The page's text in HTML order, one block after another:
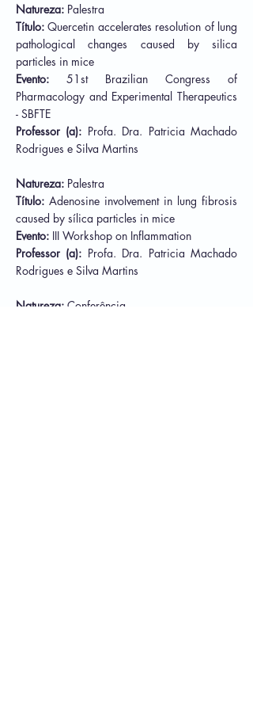
Natureza: Palestra
Título:Quercetin accelerates resolution of lung
pathological changes caused by silica
particles in mice
Evento: 51st Brazilian Congress of
Pharmacology and Experimental Therapeutics
- SBFTE
Professor (a): Profa. Dra. Patricia Machado
Rodrigues e Silva Martins
Natureza: Palestra
Título: Adenosine involvement in lung fibrosis
caused by sílica particles in mice
Evento: III Workshop on Inflammation
Professor (a): Profa. Dra. Patricia Machado
Rodrigues e Silva Martins
Natureza: Conferência